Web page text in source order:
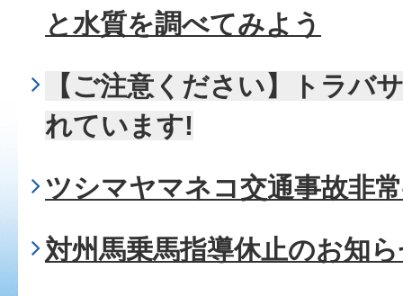
と水質を調べてみよう
【ご注意ください】トラバ
れています!
ツシマヤマネコ交通事故非
対州馬乗馬指導休止のお知